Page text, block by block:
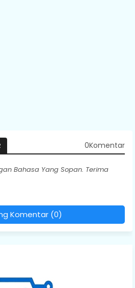
0Komentar
Bahasa Yang Sopan. Terima
Komentar (0)